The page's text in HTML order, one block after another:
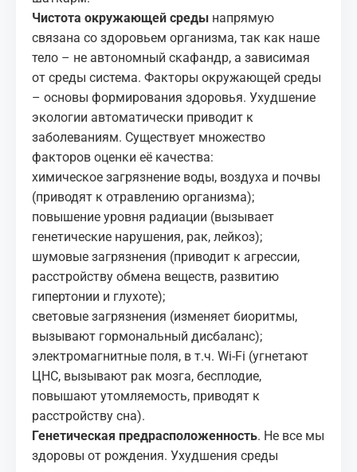
Чистота окружающей среды напрямую
связана со здоровьем организма, так как наше
тело – не автономный скафандр, а зависимая
от среды система. Факторы окружающей среды
– основы формирования здоровья. Ухудшение
экологии автоматически приводит к
заболеваниям. Существует множество
факторов оценки её качества:
химическое загрязнение воды, воздуха и почвы
(приводят к отравлению организма);
повышение уровня радиации (вызывает
генетические нарушения, рак, лейкоз);
шумовые загрязнения (приводит к агрессии,
расстройству обмена веществ, развитию
гипертонии и глухоте);
световые загрязнения (изменяет биоритмы,
вызывают гормональный дисбаланс);
электромагнитные поля, в т.ч. Wi-Fi (угнетают
ЦНС, вызывают рак мозга, бесплодие,
повышают утомляемость, приводят к
расстройству сна).
Генетическая предрасположенность. Не все мы
здоровы от рождения. Ухудшения среды